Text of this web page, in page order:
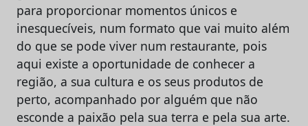
para proporcionar momentos únicos e
inesquecíveis, num formato que vai muito além
do que se pode viver num restaurante, pois
aqui existe a oportunidade de conhecer a
região, a sua cultura e os seus produtos de
perto, acompanhado por alguém que não
esconde a paixão pela sua terra e pela sua arte.